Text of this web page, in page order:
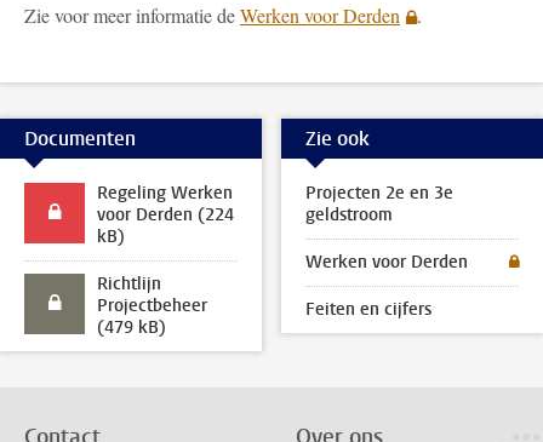
Zie voor meer informatie deWerken voor Derden .
Documenten
Regeling Werken
voor Derden (224
kB)
Richtlijn
Projectbeheer
(479 kB)
Zie ook
Projecten 2e en 3e
geldstroom
Werken voor Derden
Feiten en cijfers